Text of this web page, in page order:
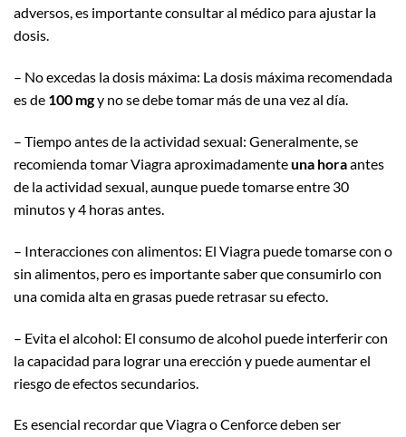
adversos, es importante consultar al médico para ajustar la
dosis.
– No excedas la dosis máxima: La dosis máxima recomendada
es de 100 mgy no se debe tomar más de una vez al día.
– Tiempo antes de la actividad sexual: Generalmente, se
recomienda tomar Viagra aproximadamenteuna horaantes
de la actividad sexual, aunque puede tomarse entre 30
minutos y 4 horas antes.
– Interacciones con alimentos: El Viagra puede tomarse con o
sin alimentos, pero es importante saber que consumirlo con
una comida alta en grasas puede retrasar su efecto.
– Evita el alcohol: El consumo de alcohol puede interferir con
la capacidad para lograr una erección y puede aumentar el
riesgo de efectos secundarios.
Es esencial recordar que Viagra o Cenforce deben ser